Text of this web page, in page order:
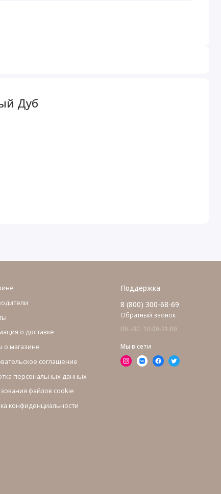
Дуб
о доставке
о магазине
соглашение
персональных данных
файлов cookie
конфиденциальности
Поддержка
8 (800) 300-68-69
Обратный звонок
ПН.-ВС. 10:00-21:00
Мы в сети